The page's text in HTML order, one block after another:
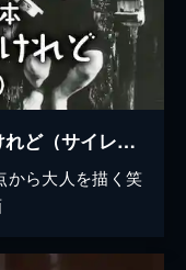
大人の見る絵本 生れてはみたけれど（サイレント）
から大人を描く笑